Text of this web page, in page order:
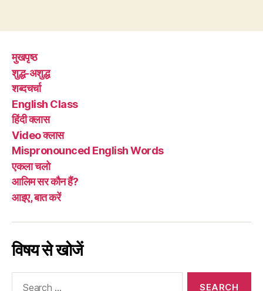
मुखपृष्ठ
शुद्ध-अशुद्ध
शब्दचर्चा
English Class
हिंदी क्लास
Video क्लास
Mispronounced English Words
एकला चलो
आलिम सर कौन हैं?
आइए, बात करें
विषय से खोजें